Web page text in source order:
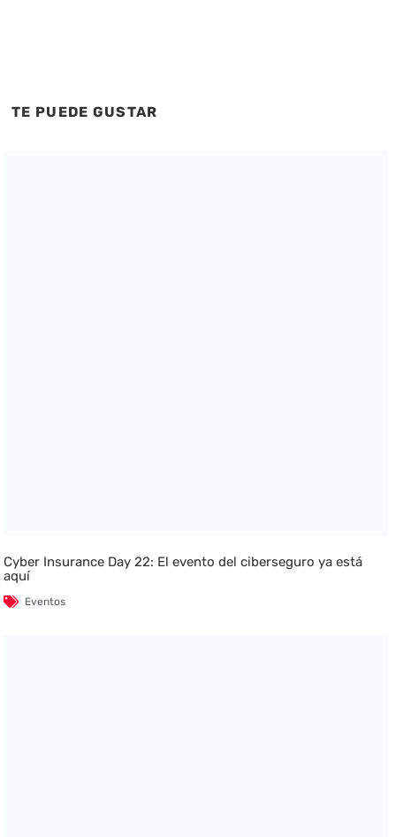
TE PUEDE GUSTAR
Cyber Insurance Day 22: El evento del ciberseguro ya está
aquí
Eventos